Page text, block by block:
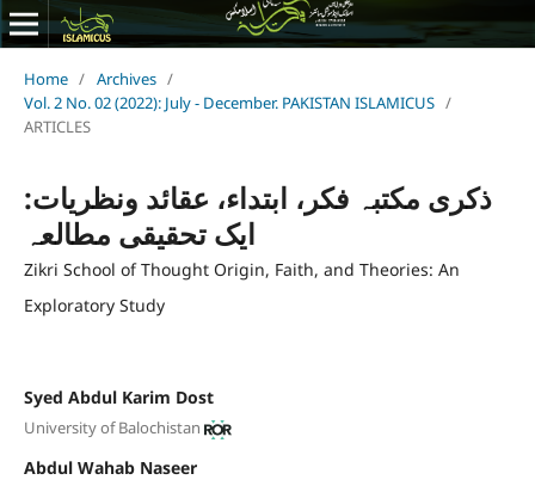
Home / Archives /
Vol. 2 No. 02 (2022): July - December. PAKISTAN ISLAMICUS /
ARTICLES
ذکری مکتبہ فکر، ابتداء، عقائد ونظریات:
ایک تحقیقی مطالعہ
Zikri School of Thought Origin, Faith, and Theories: An
Exploratory Study
Syed Abdul Karim Dost
University of Balochistan
Abdul Wahab Naseer